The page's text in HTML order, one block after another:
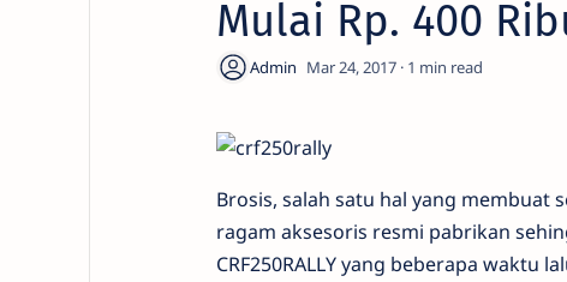
Mulai Rp. 400
1
Brosis, salah satu hal yang membuat
ragam aksesoris resmi pabrikan
CRF250RALLY yang beberapa waktu